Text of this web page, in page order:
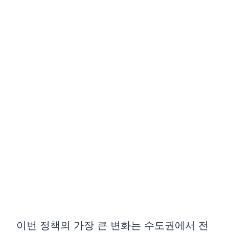
이번 정책의 가장 큰 변화는 수도권에서 전